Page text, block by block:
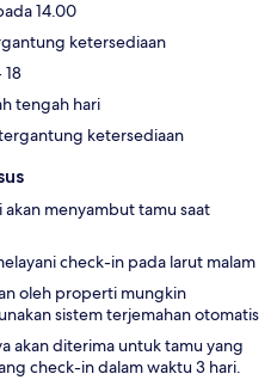
14.00
ketersediaan
18
tengah hari
ketersediaan
menyambut tamu saat
check-in pada larut malam
oleh properti mungkin
sistem terjemahan otomatis
akan diterima untuk tamu yang
check-in dalam waktu 3 hari.